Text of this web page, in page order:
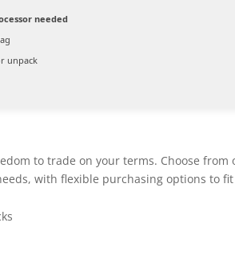
needed
unpack
to trade on your terms. Choose from
with flexible purchasing options to